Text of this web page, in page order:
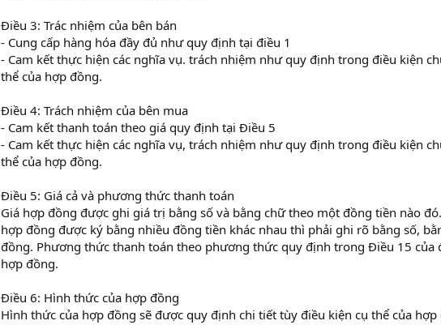
Điều 3: Trác nhiệm của bên bán
- Cung cấp hàng hóa đầy đủ như quy định tại điều 1
- Cam kết thực hiện các nghĩa vụ. trách nhiệm như quy định trong điều kiện
thể của hợp đồng.
Điều 4: Trách nhiệm của bên mua
- Cam kết thanh toán theo giá quy định tại Điều 5
- Cam kết thực hiện các nghĩa vụ, trách nhiệm như quy định trong điều kiện
thể của hợp đồng.
Điều 5: Giá cả và phương thức thanh toán
Giá hợp đồng được ghi giá trị bằng số và bằng chữ theo một đồng tiền nào
hợp đồng được ký bằng nhiều đồng tiền khác nhau thì phải ghi rõ bằng số,
đồng. Phương thức thanh toán theo phương thức quy định trong Điều 15 của
hợp đồng.
Điều 6: Hình thức của hợp đồng
Hình thức của hợp đồng sẽ được quy định chi tiết tùy điều kiện cụ thể của hợp